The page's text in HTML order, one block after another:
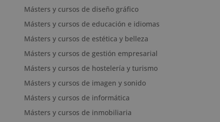
Másters y cursos de diseño gráfico
Másters y cursos de educación e idiomas
Másters y cursos de estética y belleza
Másters y cursos de gestión empresarial
Másters y cursos de hostelería y turismo
Másters y cursos de imagen y sonido
Másters y cursos de informática
Másters y cursos de inmobiliaria